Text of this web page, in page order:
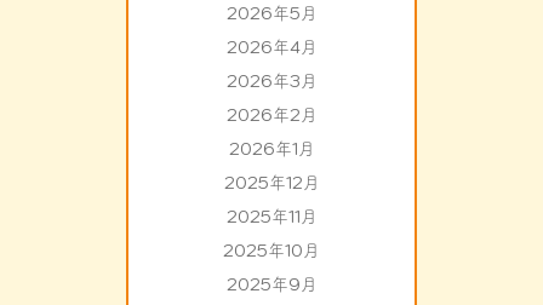
2026年5月
2026年4月
2026年3月
2026年2月
2026年1月
2025年12月
2025年11月
2025年10月
2025年9月